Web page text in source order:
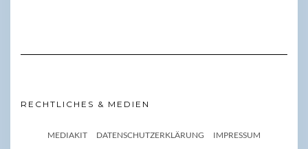
RECHTLICHES & MEDIEN
MEDIAKIT DATENSCHUTZERKLÄRUNG IMPRESSUM